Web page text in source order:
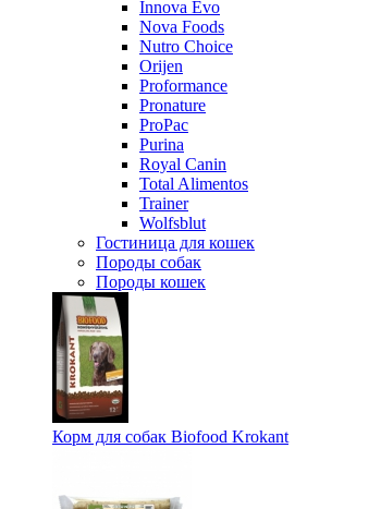
Innova Evo
Nova Foods
Nutro Choice
Оrijen
Proformance
Pronature
ProPac
Purina
Royal Canin
Total Alimentos
Trainer
Wolfsblut
Гостиница для кошек
Породы собак
Породы кошек
Корм для собак Biofood Krokant